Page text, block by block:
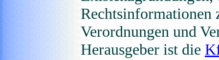
Rechtsinformationen
Verordnungen und
Herausgeber ist die